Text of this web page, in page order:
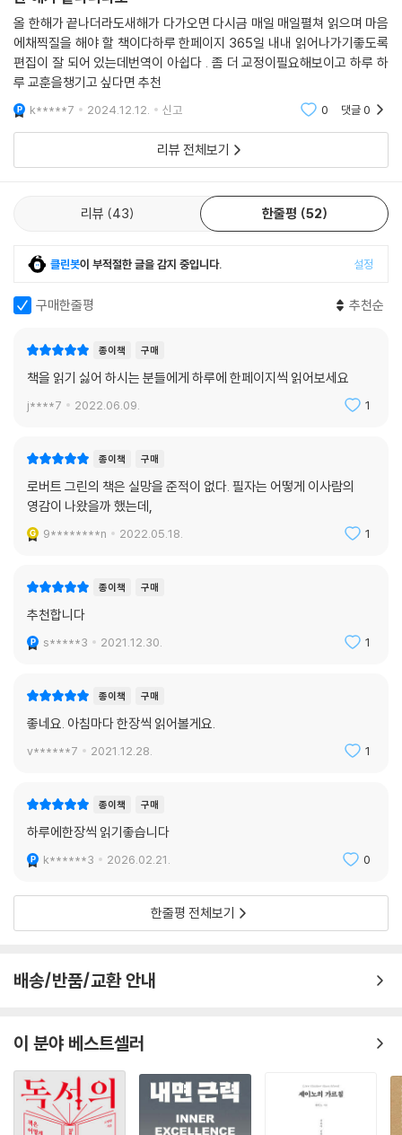
올 한해가 끝나더라도새해가 다가오면 다시금 매일 매일펼쳐 읽으며 마음
에채찍질을 해야 할 책이다하루 한페이지 365일 내내 읽어나가기좋도록
편집이 잘 되어 있는데번역이 아쉽다 . 좀 더 교정이필요해보이고 하루 하
루 교훈을챙기고 싶다면 추천
k*****7 2024.12.12. 신고 0 댓글0
리뷰 전체보기
리뷰 43 한줄평 52
클린봇이 부적절한 글을 감지 중입니다. 설정
구매한줄평 추천순
종이책 구매
책을 읽기 싫어 하시는 분들에게 하루에 한페이지씩 읽어보세요
j****7 2022.06.09. 1
종이책 구매
로버트 그린의 책은 실망을 준적이 없다. 필자는 어떻게 이사람의
영감이 나왔을까 했는데,
9********n 2022.05.18. 1
종이책 구매
추천합니다
s*****3 2021.12.30. 1
종이책 구매
좋네요. 아침마다 한장씩 읽어볼게요.
v******7 2021.12.28. 1
종이책 구매
하루에한장씩 읽기좋습니다
k******3 2026.02.21. 0
한줄평 전체보기
배송/반품/교환 안내
이 분야 베스트셀러